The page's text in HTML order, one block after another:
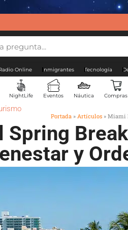
Online Inmigrantes Tecnología
NightLife Eventos Náutica Compras
Portada » Artículos » Miami
y